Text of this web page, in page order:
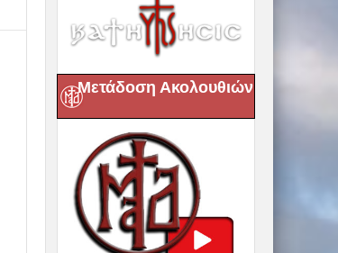
Μετάδοση Ακολουθιών